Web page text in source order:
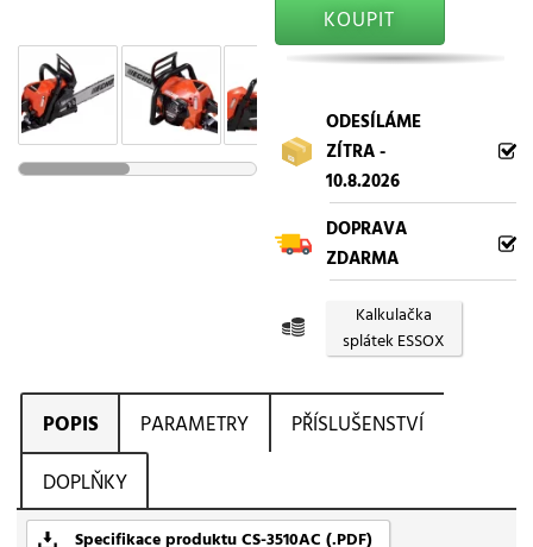
KOUPIT
ODESÍLÁME
ZÍTRA -
10.8.2026
DOPRAVA
ZDARMA
Kalkulačka
splátek ESSOX
POPIS PARAMETRY
PŘÍSLUŠENSTVÍ
DOPLŇKY
Specifikace produktu CS-3510AC (.PDF)